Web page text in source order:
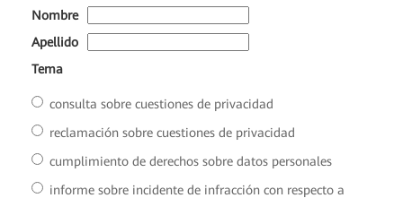
Nombre*
Apellido
Tema
consulta sobre cuestiones de privacidad
reclamación sobre cuestiones de privacidad
cumplimiento de derechos sobre datos personales
informe sobre incidente de infracción con respecto a